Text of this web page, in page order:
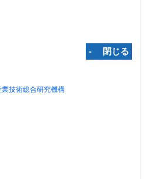
‐ 閉じる
技術総合研究機構